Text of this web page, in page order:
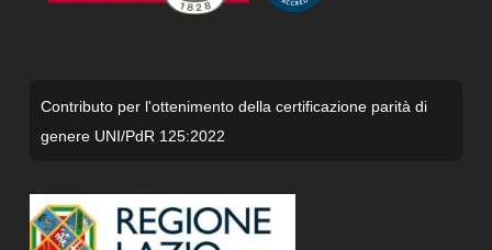
Contributo per l'ottenimento della certificazione parità di
genere UNI/PdR 125:2022